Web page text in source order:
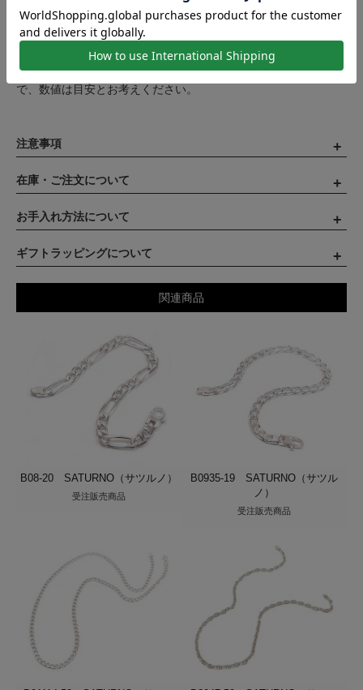
【素材】シルバー925
【対象】メンズ
製作工程の都合上、商品のサイズには若干の個体差が生じます。
表記の寸法に満たない、または寸法を超えるものがございますの
で、数値は目安とお考えください。
注意事項
在庫・ご注文について
お手入れ方法について
ギフトラッピングについて
関連商品
B08-20 SATURNO（サツルノ）
受注販売商品
B0935-19 SATURNO（サツル
ノ）
受注販売商品